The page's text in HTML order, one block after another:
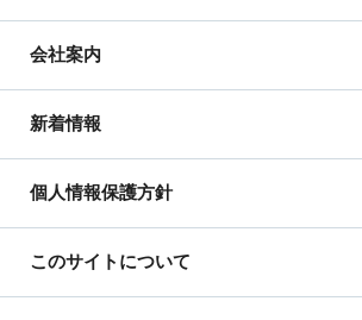
会社案内
新着情報
個人情報保護方針
このサイトについて